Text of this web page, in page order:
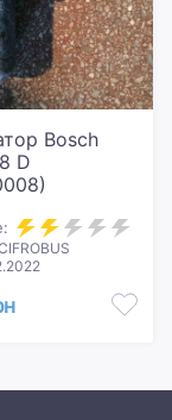
Bosch
D